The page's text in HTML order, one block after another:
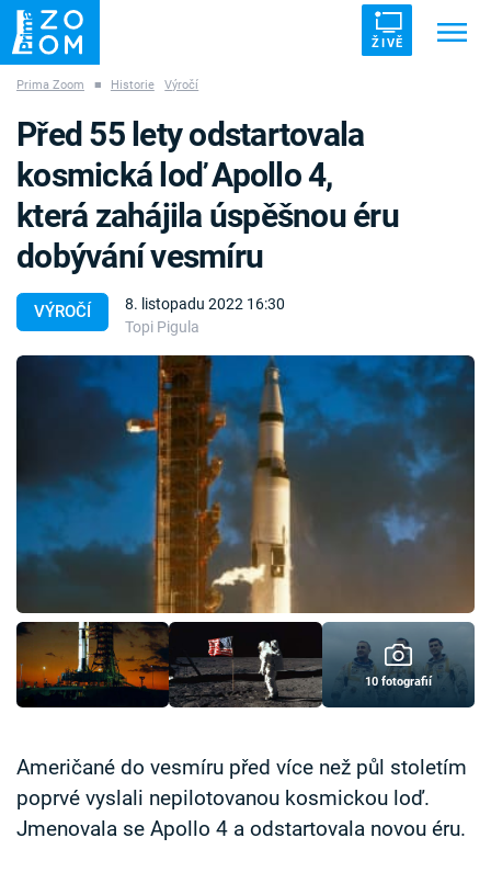
ŽIVĚ
ZÁHADY VETŘELCI DÁVNOVĚKU
Témata
Témata
TV Program
Časopis
Sledujte prima+
Přihlášení
Prima Zoom ■ Historie Výročí
VÝROČÍ
8. listopadu 2022 16:30
Topi Pigula
Před 55 lety odstartovala
kosmická loď Apollo 4,
která zahájila úspěšnou éru
dobývání vesmíru
10 fotografií
Američané do vesmíru před více než půl stoletím
poprvé vyslali nepilotovanou kosmickou loď.
Jmenovala se Apollo 4 a odstartovala novou éru.